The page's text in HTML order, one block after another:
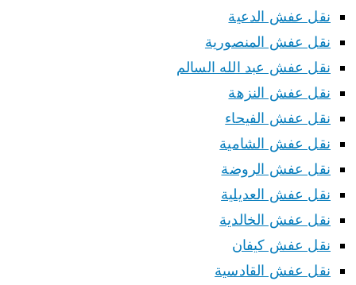
نقل عفش الدعية
نقل عفش المنصورية
نقل عفش عبد الله السالم
نقل عفش النزهة
نقل عفش الفيحاء
نقل عفش الشامية
نقل عفش الروضة
نقل عفش العديلية
نقل عفش الخالدية
نقل عفش كيفان
نقل عفش القادسية